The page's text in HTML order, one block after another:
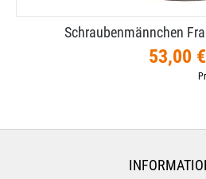
Schraubenmännchen
53,00 €